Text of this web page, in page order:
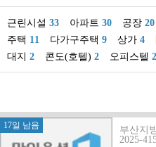
근린시설 33 아파트 30 공장 20
주택 11 다가구주택 9 상가 4
대지 2 콘도(호텔) 2 오피스텔 2
17일 남음
부산지
2025-